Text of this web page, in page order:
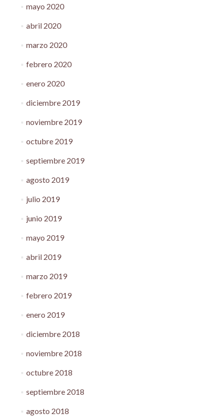
mayo 2020
abril 2020
marzo 2020
febrero 2020
enero 2020
diciembre 2019
noviembre 2019
octubre 2019
septiembre 2019
agosto 2019
julio 2019
junio 2019
mayo 2019
abril 2019
marzo 2019
febrero 2019
enero 2019
diciembre 2018
noviembre 2018
octubre 2018
septiembre 2018
agosto 2018